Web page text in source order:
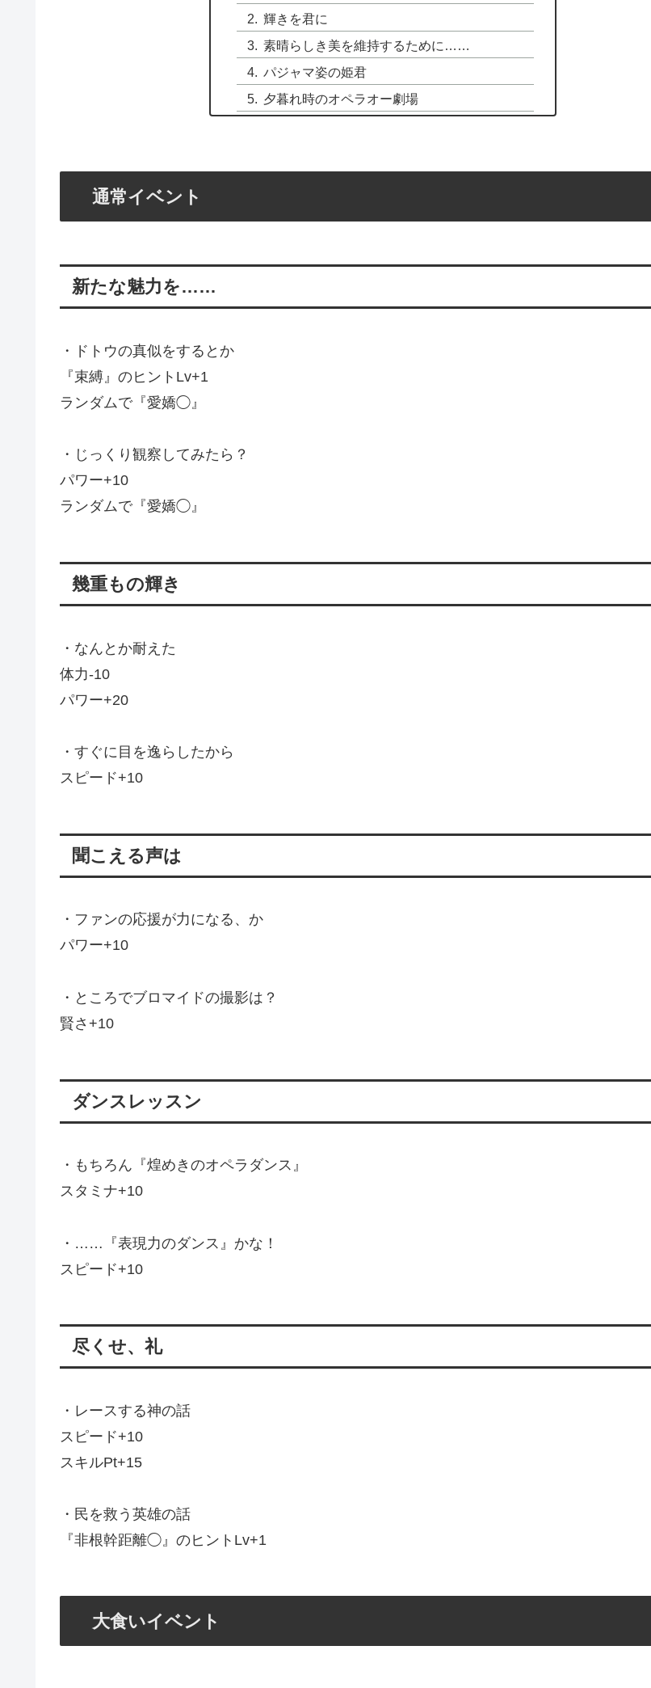
輝きを君に
素晴らしき美を維持するために……
パジャマ姿の姫君
夕暮れ時のオペラオー劇場
通常イベント
新たな魅力を……
・ドトウの真似をするとか
『束縛』のヒントLv+1
ランダムで『愛嬌◯』
・じっくり観察してみたら？
パワー+10
ランダムで『愛嬌◯』
幾重もの輝き
・なんとか耐えた
体力-10
パワー+20
・すぐに目を逸らしたから
スピード+10
聞こえる声は
・ファンの応援が力になる、か
パワー+10
・ところでブロマイドの撮影は？
賢さ+10
ダンスレッスン
・もちろん『煌めきのオペラダンス』
スタミナ+10
・……『表現力のダンス』かな！
スピード+10
尽くせ、礼
・レースする神の話
スピード+10
スキルPt+15
・民を救う英雄の話
『非根幹距離◯』のヒントLv+1
大食いイベント